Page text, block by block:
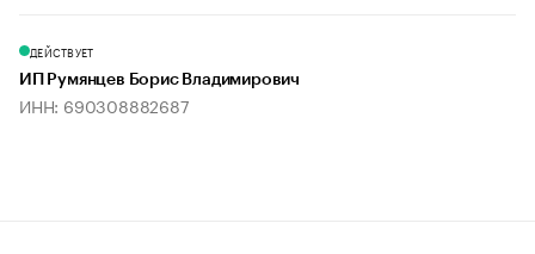
ДЕЙСТВУЕТ
ИП Румянцев Борис Владимирович
ИНН: 690308882687